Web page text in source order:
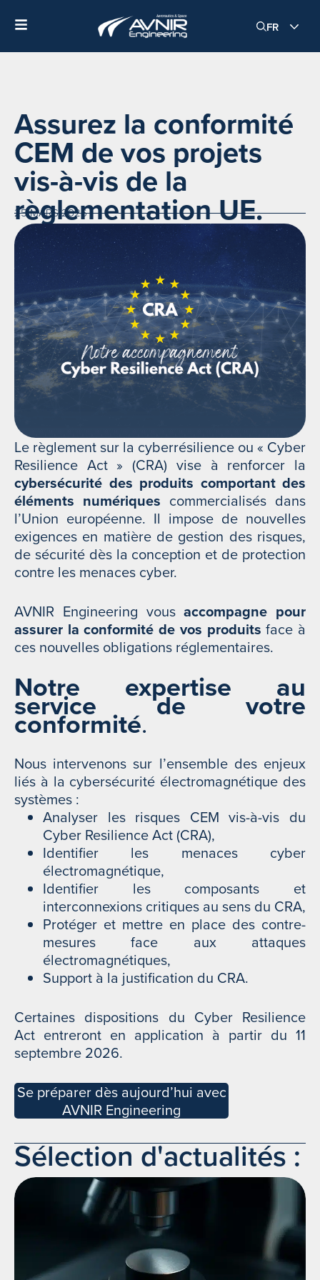
FR
Assurez la conformité
CEM de vos projets
vis-à-vis de la
règlementation UE.
25 MARS 2026
Le règlement sur la cyberrésilience ou « Cyber
Resilience Act » (CRA) vise à renforcer la
cybersécurité des produits comportant des
éléments numériques commercialisés dans
l’Union européenne. Il impose de nouvelles
exigences en matière de gestion des risques,
de sécurité dès la conception et de protection
contre les menaces cyber.
AVNIR Engineering vousaccompagne pour
assurer la conformité de vos produits face à
ces nouvelles obligations réglementaires.
Notre expertise au
service de votre
conformité.
Nous intervenons sur l’ensemble des enjeux
liés à la cybersécurité électromagnétique des
systèmes :
Analyser les risques CEM vis-à-vis du
Cyber Resilience Act (CRA),
Identifier les menaces cyber
électromagnétique,
Identifier les composants et
interconnexions critiques au sens du CRA,
Protéger et mettre en place des contre-
mesures face aux attaques
électromagnétiques,
Support à la justification du CRA.
Certaines dispositions du Cyber Resilience
Act entreront en application à partir du 11
septembre 2026.
Se préparer dès aujourd’hui avec
AVNIR Engineering
Sélection d'actualités :